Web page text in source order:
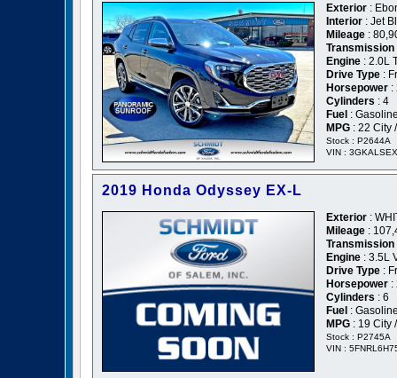
Exterior :
Interior : Jet
Mileage :
Transmission
Engine : 2.0L
Drive Type :
Horsepower :
Cylinders : 4
Fuel :
MPG : 22 City
Stock : P2644A
VIN :
2019 Honda Odyssey EX-L
Exterior :
Mileage :
Transmission
Engine : 3.5L
Drive Type :
Horsepower :
Cylinders : 6
Fuel :
MPG : 19 City
Stock : P2745A
VIN :